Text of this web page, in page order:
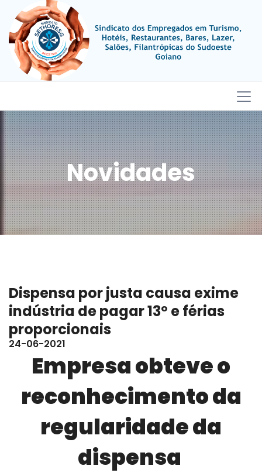
Novidades
Dispensa por justa causa exime
indústria de pagar 13º e férias
proporcionais
24-06-2021
Empresa obteve o
reconhecimento da
regularidade da
dispensa